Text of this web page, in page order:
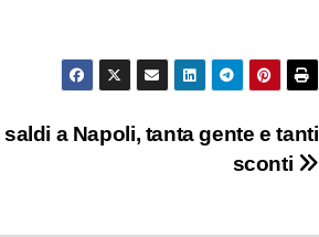
a Napoli, tanta gente e tanti
sconti